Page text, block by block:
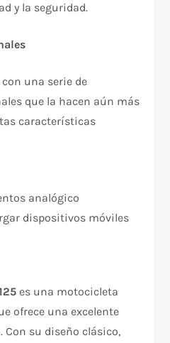
y la seguridad.
con una serie de
que la hacen aún más
características
analógico
dispositivos móviles
es una motocicleta
ofrece una excelente
Con su diseño clásico,